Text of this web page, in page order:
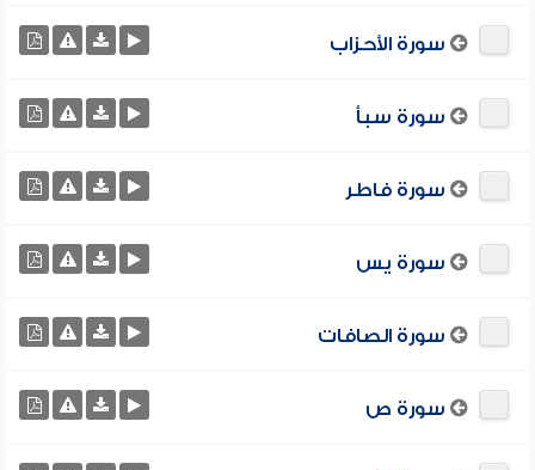
سورة الأحزاب
سورة سبأ
سورة فاطر
سورة يس
سورة الصافات
سورة ص